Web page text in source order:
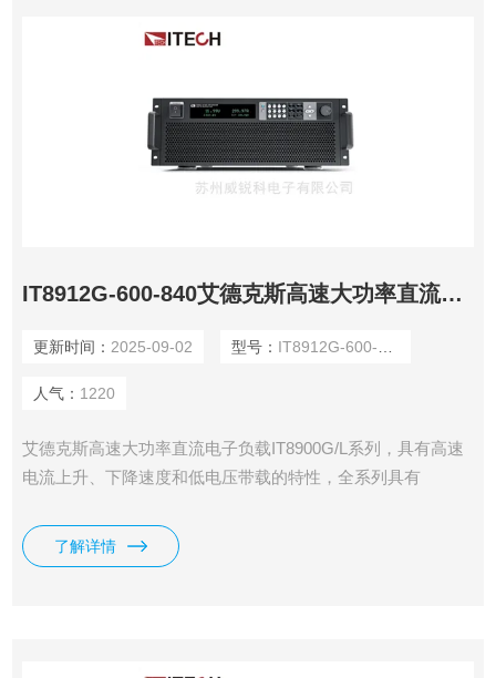
IT8912G-600-840艾德克斯高速大功率直流电子负载
更新时间： 2025-09-02 型号： IT8912G-600-840
人气： 1220
艾德克斯高速大功率直流电子负载IT8900G/L系列，具有高速
电流上升、下降速度和低电压带载的特性，全系列具有
54kW。电压电流宽范围输出，独立主机控制，支持主从并
联，最大功率可扩展到600kW。高功率密度，6kW仅4U高
了解详情